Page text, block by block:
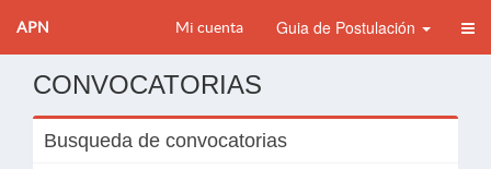
APN Mi cuenta Guia de Postulación
CONVOCATORIAS
Busqueda de convocatorias